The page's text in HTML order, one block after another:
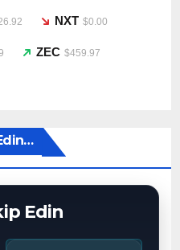
NXT $0.00
ZEC $459.97
Edin